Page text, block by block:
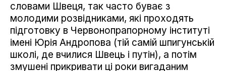
словами Швеця, так часто буває з
молодими розвідниками, які проходять
підготовку в Червонопрапорному інституті
імені Юрія Андропова (тій самій шпигунській
школі, де вчилися Швець і путін), а потім
змушені прикривати ці роки вигаданим